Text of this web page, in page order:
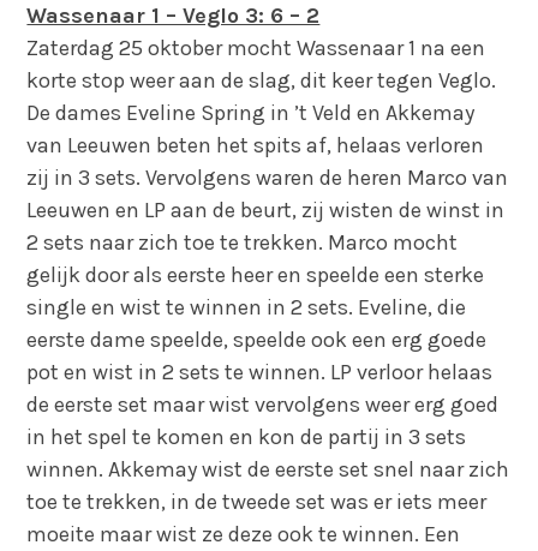
Wassenaar 1 – Veglo 3: 6 – 2
Zaterdag 25 oktober mocht Wassenaar 1 na een
korte stop weer aan de slag, dit keer tegen Veglo.
De dames Eveline Spring in ’t Veld en Akkemay
van Leeuwen beten het spits af, helaas verloren
zij in 3 sets. Vervolgens waren de heren Marco van
Leeuwen en LP aan de beurt, zij wisten de winst in
2 sets naar zich toe te trekken. Marco mocht
gelijk door als eerste heer en speelde een sterke
single en wist te winnen in 2 sets. Eveline, die
eerste dame speelde, speelde ook een erg goede
pot en wist in 2 sets te winnen. LP verloor helaas
de eerste set maar wist vervolgens weer erg goed
in het spel te komen en kon de partij in 3 sets
winnen. Akkemay wist de eerste set snel naar zich
toe te trekken, in de tweede set was er iets meer
moeite maar wist ze deze ook te winnen. Een